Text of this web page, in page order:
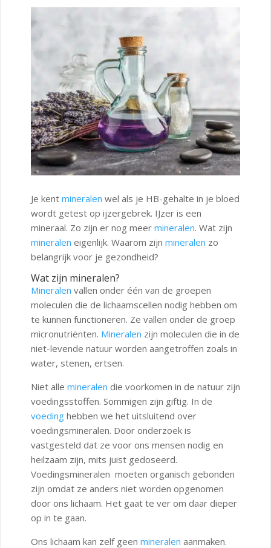
Je kent mineralen wel als je HB-gehalte in je bloed
wordt getest op ijzergebrek. IJzer is een
mineraal. Zo zijn er nog meer mineralen. Wat zijn
mineralen eigenlijk. Waarom zijn mineralen zo
belangrijk voor je gezondheid?
Wat zijn mineralen?
Mineralen vallen onder één van de groepen
moleculen die de lichaamscellen nodig hebben om
te kunnen functioneren. Ze vallen onder de groep
micronutriënten. Mineralen zijn moleculen die in de
niet-levende natuur worden aangetroffen zoals in
water, stenen, ertsen.
Niet alle mineralen die voorkomen in de natuur zijn
voedingsstoffen. Sommigen zijn giftig. In de
voeding hebben we het uitsluitend over
voedingsmineralen. Door onderzoek is
vastgesteld dat ze voor ons mensen nodig en
heilzaam zijn, mits juist gedoseerd.
Voedingsmineralen moeten organisch gebonden
zijn omdat ze anders niet worden opgenomen
door ons lichaam. Het gaat te ver om daar dieper
op in te gaan.
Ons lichaam kan zelf geen mineralen aanmaken.